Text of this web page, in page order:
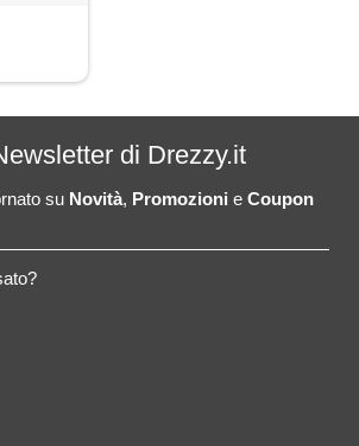
di Drezzy.it
su Novità, Promozioni e Coupon